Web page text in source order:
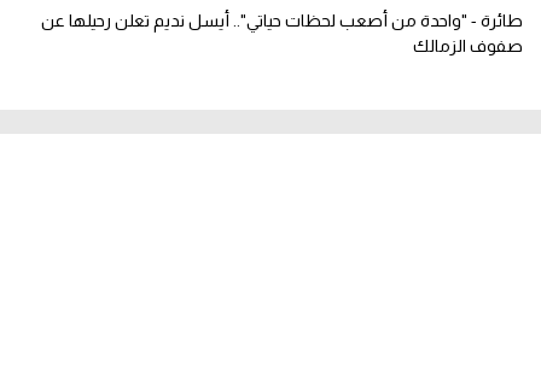
طائرة - "واحدة من أصعب لحظات حياتي".. أيسل نديم تعلن رحيلها عن
صفوف الزمالك